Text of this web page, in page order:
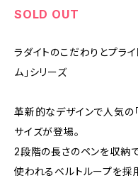
SOLD OUT
ラダイトのこだわりとプラ
ム」シリーズ
革新的なデザインで人気の
サイズが登場。
2段階の長さのペンを収納
使われるベルトループを採